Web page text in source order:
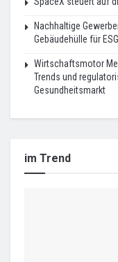
Nachhaltige
Gebäudehülle für
Wirtschaftsmotor
Trends und
Gesundheitsmarkt
im Trend